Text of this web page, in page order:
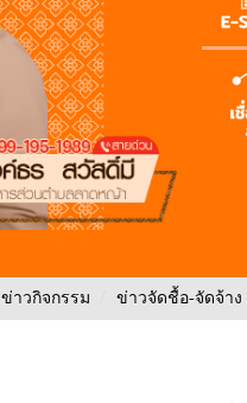
ข่าวกิจกรรม / ข่าวจัดชื้อ-จัดจ้า